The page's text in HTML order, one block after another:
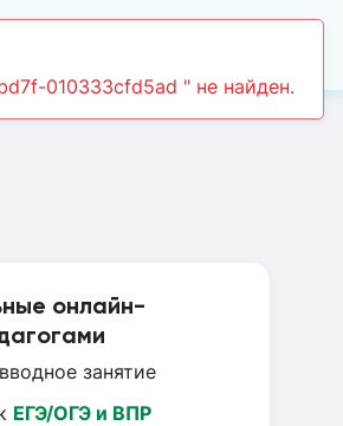
онлайн-
вводное занятие
ЕГЭ/ОГЭ и ВПР